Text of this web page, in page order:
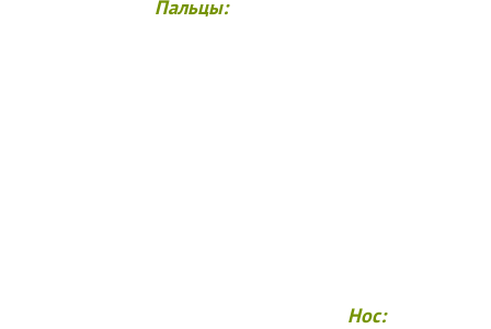
Пальцы:
Нос: